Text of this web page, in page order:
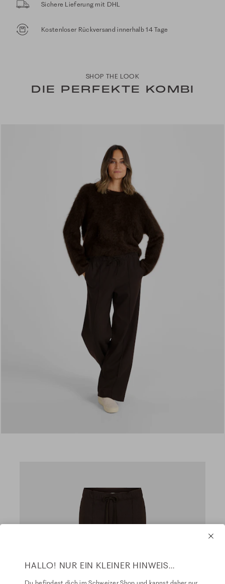
Sichere Lieferung mit DHL
Kostenloser Rückversand innerhalb 14 Tage
SHOP THE LOOK
DIE PERFEKTE KOMBI
HALLO! NUR EIN KLEINER HINWEIS...
Du befindest dich im Schweizer Shop und kannst daher nur